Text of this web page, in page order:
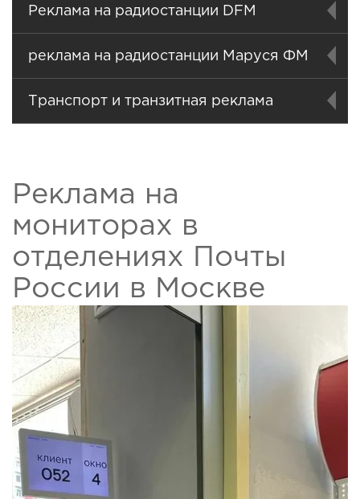
Реклама на радиостанции DFM
реклама на радиостанции Маруся ФМ
Транспорт и транзитная реклама
Реклама на
мониторах в
отделениях Почты
России в Москве